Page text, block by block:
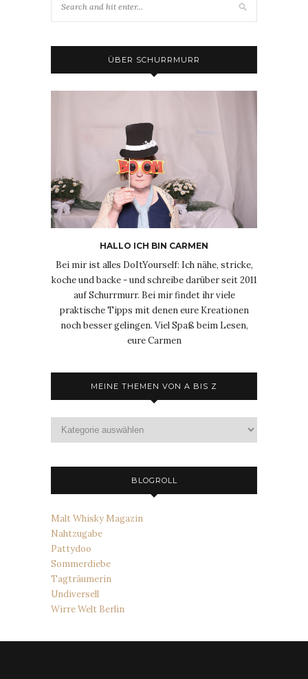
ÜBER SCHURRMURR
HALLO ICH BIN CARMEN
Bei mir ist alles DoItYourself: Ich nähe, stricke,
koche und backe - und schreibe darüber seit 2011
auf Schurrmurr. Bei mir findet ihr viele
praktische Tipps mit denen eure Kreationen
noch besser gelingen. Viel Spaß beim Lesen,
eure Carmen
MEINE THEMEN VON A BIS Z
Themen
BLOGROLL
Malt Whisky Magazin
Nahtzugabe
Pattydoo
Sommerdiebe
Tagträumerin
Undiversell
Wirre Welt Berlin